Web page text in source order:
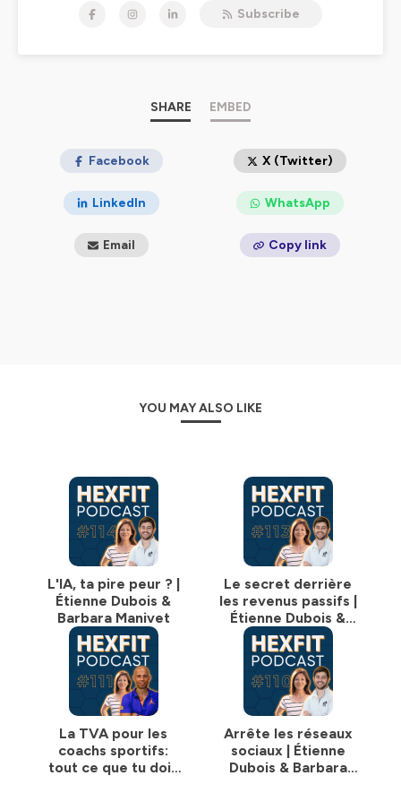
Subscribe
SHARE EMBED
Facebook X (Twitter)
LinkedIn WhatsApp
Email Copy link
YOU MAY ALSO LIKE
L'IA, ta pire peur ? |
Étienne Dubois &
Barbara Manivet
Le secret derrière
les revenus passifs |
Étienne Dubois &
Barbara Manivet
La TVA pour les
coachs sportifs:
tout ce que tu dois
Arrête les réseaux
sociaux | Étienne
Dubois & Barbara